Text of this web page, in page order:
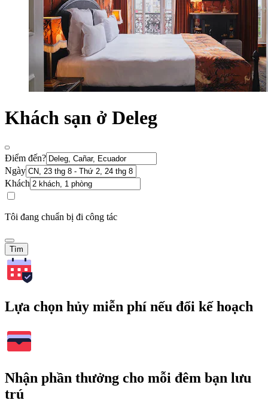
Khách sạn ở Deleg
Điểm đến?
Ngày
Khách
Tôi đang chuẩn bị đi công tác
Tìm
Lựa chọn hủy miễn phí nếu đổi kế hoạch
Nhận phần thưởng cho mỗi đêm bạn lưu
trú